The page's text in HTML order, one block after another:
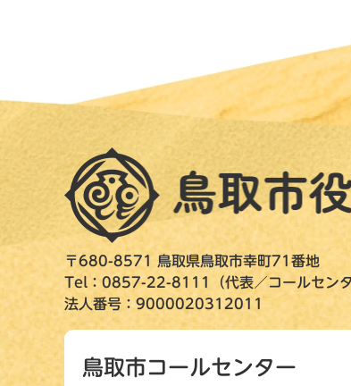
〒680-8571 鳥取県鳥取市幸町71番地
Tel：0857-22-8111（代表／コールセンタ
法人番号：9000020312011
鳥取市コールセンター